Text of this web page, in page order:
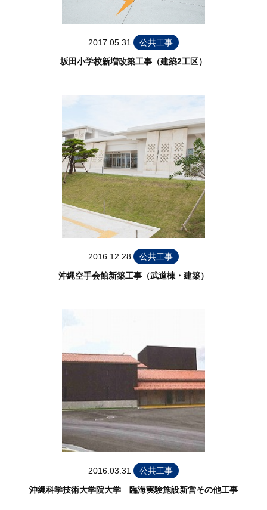
2017.05.31
公共工事
坂田小学校新増改築工事（建築2工区）
2016.12.28
公共工事
沖縄空手会館新築工事（武道棟・建築）
2016.03.31
公共工事
沖縄科学技術大学院大学 臨海実験施設新営その他工事